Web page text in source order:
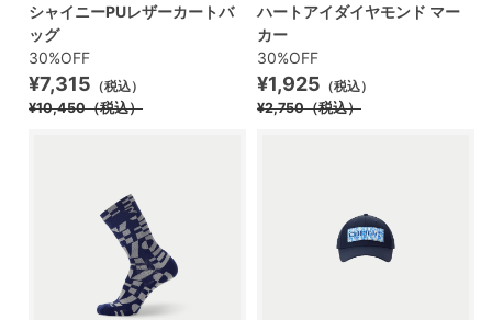
シャイニーPUレザーカートバ
ッグ
30%OFF
¥7,315 （税込）
¥10,450（税込）
ハートアイダイヤモンド マー
カー
30%OFF
¥1,925 （税込）
¥2,750（税込）